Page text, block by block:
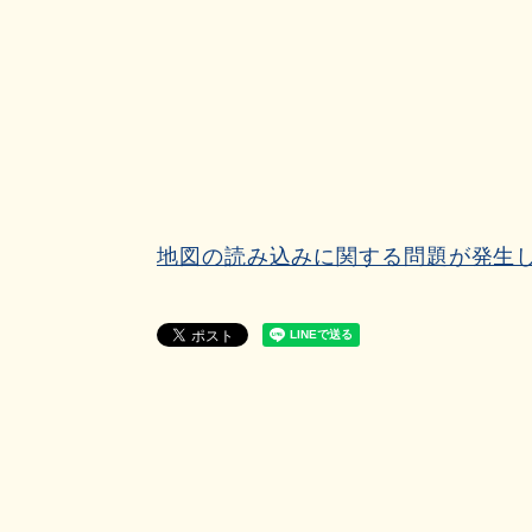
地図の読み込みに関する問題が発生